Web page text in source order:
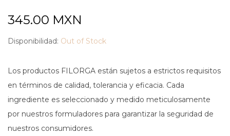
345.00 MXN
Disponibilidad: Out of Stock
Los productos FILORGA están sujetos a estrictos requisitos
en términos de calidad, tolerancia y eficacia. Cada
ingrediente es seleccionado y medido meticulosamente
por nuestros formuladores para garantizar la seguridad de
nuestros consumidores.